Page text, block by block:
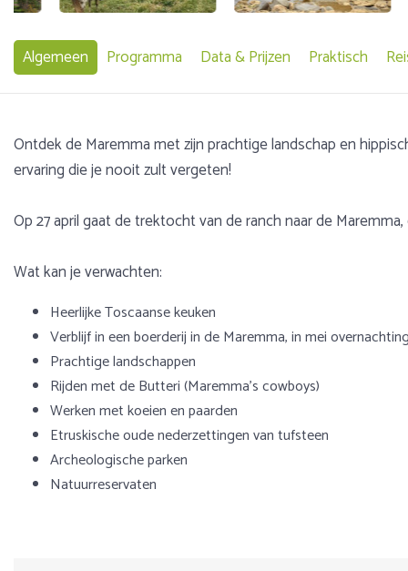
Algemeen Programma Data & Prijzen Praktisch
Ontdek de Maremma met zijn prachtige landschap en
ervaring die je nooit zult vergeten!
Op 27 april gaat de trektocht van de ranch naar de
Wat kan je verwachten:
Heerlijke Toscaanse keuken
Verblijf in een boerderij in de Maremma, in mei
Prachtige landschappen
Rijden met de Butteri (Maremma's cowboys)
Werken met koeien en paarden
Etruskische oude nederzettingen van tufsteen
Archeologische parken
Natuurreservaten